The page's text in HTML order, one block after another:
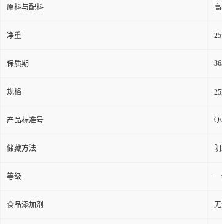
原料与配料
净重
保质期
规格
产品标准号
储藏方法
等级
食品添加剂